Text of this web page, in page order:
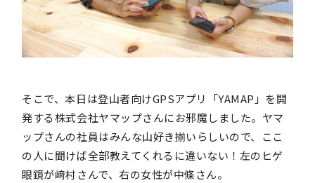
そこで、本日は登山者向けGPSアプリ「YAMAP」を開
発する株式会社ヤマップさんにお邪魔しました。ヤマ
ップさんの社員はみんな山好き揃いらしいので、ここ
の人に聞けば全部教えてくれるに違いない！左のヒゲ
眼鏡が﨑村さんで、右の女性が中條さん。